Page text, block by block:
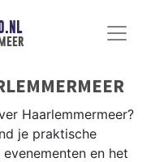
Haarlemmermeer?
je praktische
en het